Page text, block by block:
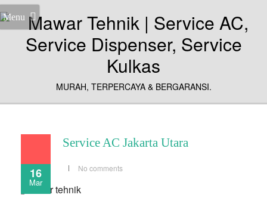
Menu
MURAH, TERPERCAYA & BERGARANSI.
16
Mar
Service AC Jakarta Utara
No comments